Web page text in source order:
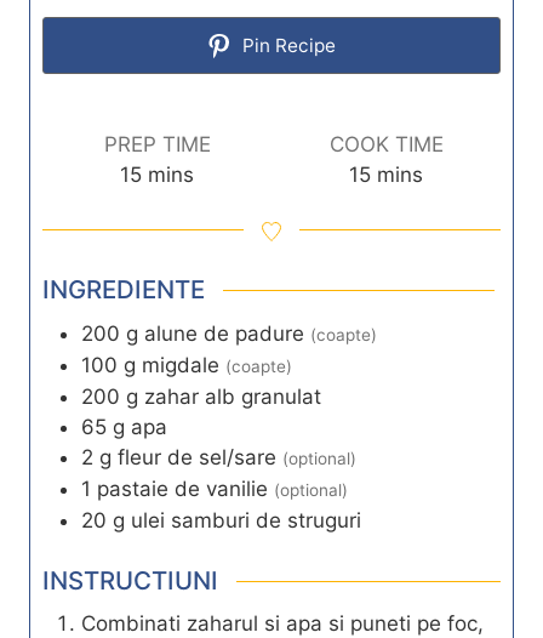
Pin Recipe
PREP TIME
15m
n
t
e
s
mins
COOK TIME
15m
n
t
e
mins
INGREDIENTE
200 g alune de padure (coapte)
100 g migdale (coapte)
200 g zahar alb granulat
65 g apa
2 g fleur de sel/sare (optional)
1 pastaie de vanilie (optional)
20 g ulei samburi de struguri
INSTRUCTIUNI
Combinati zaharul si apa si puneti pe foc,